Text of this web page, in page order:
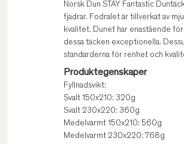
Norsk Dun STAY Fantastic
fjädrar. Fodralet är tillverkat av
kvalitet. Dunet har enastående
dessa täcken exceptionella.
standarderna för renhet och
Produktegenskaper
Fyllnadsvikt:
Svalt 150x210: 320g
Svalt 230x220: 360g
Medelvarmt 150x210: 560g
Medelvarmt 230x220: 768g